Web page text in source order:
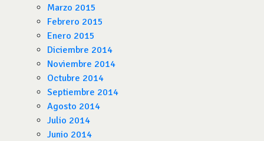
Marzo 2015
Febrero 2015
Enero 2015
Diciembre 2014
Noviembre 2014
Octubre 2014
Septiembre 2014
Agosto 2014
Julio 2014
Junio 2014